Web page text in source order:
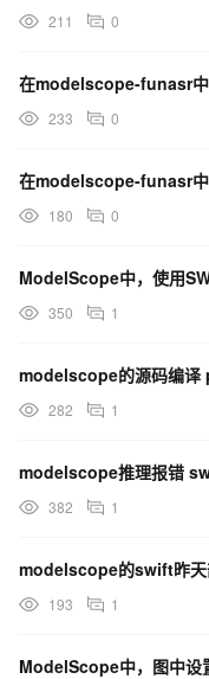
211 0
233 0
180 0
ModelScope中，使用
350 1
modelscope的源码编译
282 1
modelscope推理报错
382 1
193 1